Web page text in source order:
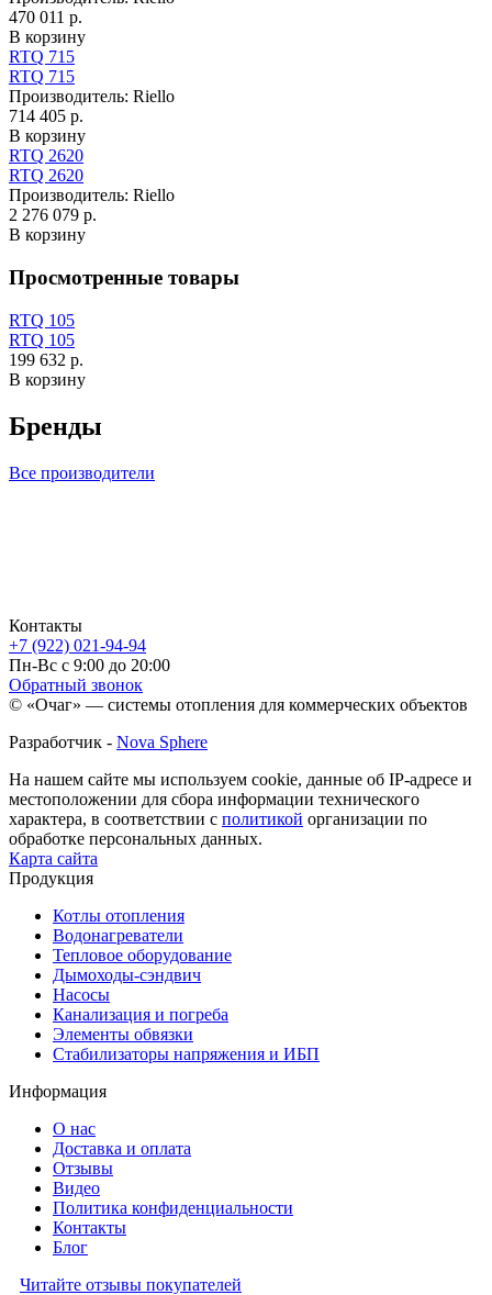
470 011 р.
В корзину
RTQ 715
RTQ 715
Производитель: Riello
714 405 р.
В корзину
RTQ 2620
RTQ 2620
Производитель: Riello
2 276 079 р.
В корзину
Просмотренные товары
RTQ 105
RTQ 105
199 632 р.
В корзину
Бренды
Все производители
Контакты
+7 (922) 021-94-94
Пн-Вс с 9:00 до 20:00
Обратный звонок
© «Очаг» — системы отопления для коммерческих объектов
Разработчик - Nova Sphere
На нашем сайте мы используем cookie, данные об IP-адресе и
местоположении для сбора информации технического
характера, в соответствии с политикой организации по
обработке персональных данных.
Карта сайта
Продукция
Котлы отопления
Водонагреватели
Тепловое оборудование
Дымоходы-сэндвич
Насосы
Канализация и погреба
Элементы обвязки
Стабилизаторы напряжения и ИБП
Информация
О нас
Доставка и оплата
Отзывы
Видео
Политика конфиденциальности
Контакты
Блог
Читайте отзывы покупателей